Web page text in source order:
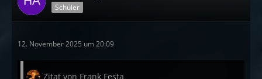
Schüler
12. November 2025 um 20:09
Zitat von Frank Festa